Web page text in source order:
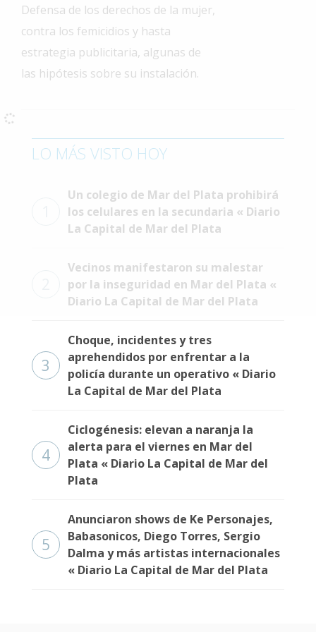
General
La
Ciudad
Espectáculos
Clasificados
Defensa de los derechos de la mujer,
contra los femicidios y hasta
estrategia publicitaria, algunas de
las hipótesis sobre su instalación.
LO MÁS VISTO HOY
Un colegio de Mar del Plata prohibirá
los celulares en la secundaria « Diario
La Capital de Mar del Plata
Vecinos manifestaron su malestar
por la inseguridad en Mar del Plata «
Diario La Capital de Mar del Plata
3
Choque, incidentes y tres
aprehendidos por enfrentar a la
policía durante un operativo « Diario
La Capital de Mar del Plata
4
Ciclogénesis: elevan a naranja la
alerta para el viernes en Mar del
Plata « Diario La Capital de Mar del
Plata
5
Anunciaron shows de Ke Personajes,
Babasonicos, Diego Torres, Sergio
Dalma y más artistas internacionales
« Diario La Capital de Mar del Plata